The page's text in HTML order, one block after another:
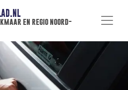
en regio noord-